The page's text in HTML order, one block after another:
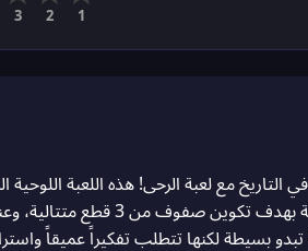
1
2
3
التاريخ مع لعبة الرحى! هذه اللعبة
تتنافس مع خصمك في وضع
بسيطة لكنها تتطلب تفكيراً عميقاً